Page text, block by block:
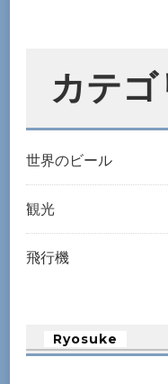
カテゴ
世界のビール
観光
飛行機
Ryosuke